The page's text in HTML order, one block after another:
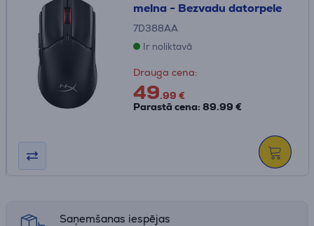
melna - Bezvadu datorpele
7D388AA
Ir noliktavā
Drauga cena:
49.99 €
Parastā cena: 89.99 €
Saņemšanas iespējas